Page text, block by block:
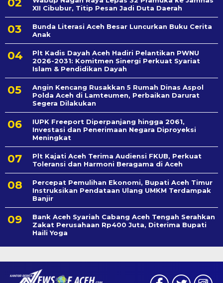
XII Cibubur, Titip Pesan Jadi Duta Daerah
Bunda Literasi Aceh Besar Luncurkan Buku Cerita
Anak
Plt Kadis Dayah Aceh Hadiri Pelantikan PWNU
2026-2031: Komitmen Sinergi Perkuat Syariat
Islam & Pendidikan Dayah
Angin Kencang Rusakkan 5 Rumah Dinas Aspol
Polda Aceh di Lamteumen, Perbaikan Darurat
Segera Dilakukan
IUPK Freeport Diperpanjang hingga 2061,
Investasi dan Penerimaan Negara Diproyeksi
Meningkat
Plt Kajati Aceh Terima Audiensi FKUB, Perkuat
Toleransi dan Harmoni Beragama di Aceh
Percepat Pemulihan Ekonomi, Bupati Aceh Timur
Instruksikan Pendataan Ulang UMKM Terdampak
Banjir
Bank Aceh Syariah Cabang Aceh Tengah Serahkan
Zakat Perusahaan Rp400 Juta, Diterima Bupati
Haili Yoga